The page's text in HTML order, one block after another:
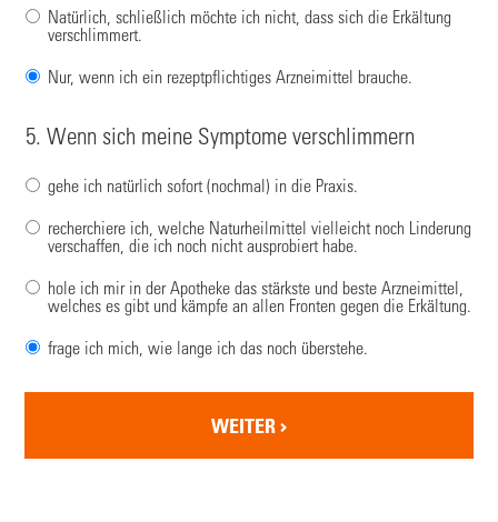
Natürlich, schließlich möchte ich nicht, dass sich die Erkältung
verschlimmert.
Nur, wenn ich ein rezeptpflichtiges Arzneimittel brauche.
5. Wenn sich meine Symptome verschlimmern
gehe ich natürlich sofort (nochmal) in die Praxis.
recherchiere ich, welche Naturheilmittel vielleicht noch Linderung
verschaffen, die ich noch nicht ausprobiert habe.
hole ich mir in der Apotheke das stärkste und beste Arzneimittel,
welches es gibt und kämpfe an allen Fronten gegen die Erkältung.
frage ich mich, wie lange ich das noch überstehe.
WEITER